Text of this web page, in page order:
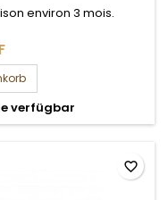
environ 3 mois.
verfügbar
favorite_border